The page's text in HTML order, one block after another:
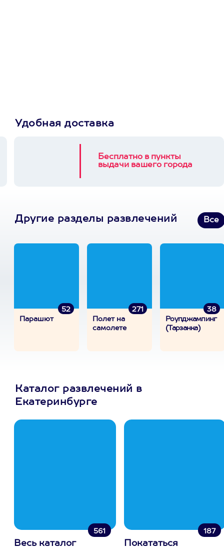
Удобная доставка
Бесплатно в пункты
выдачи вашего города
Другие разделы развлечений Все
52
Парашют
271
Полет на
самолете
38
Роупджампинг
(Тарзанка)
Каталог развлечений в
Екатеринбурге
561
Весь каталог
187
Покататься